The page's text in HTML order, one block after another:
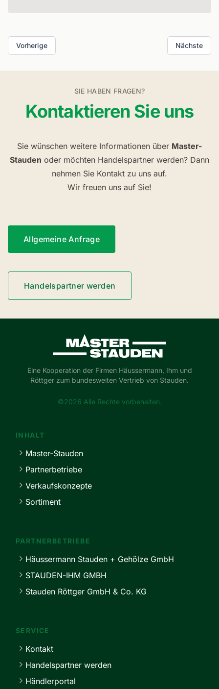
Vorherige Nächste
SIE HABEN FRAGEN?
Kontaktieren Sie uns
Sie wünschen weitere Informationen über Master-
Stauden oder möchten Handelspartner werden? Dann
nehmen Sie Kontakt zu uns auf.
Wir freuen uns auf Sie!
Allgemeine Anfrage
Handelspartner werden
Master-Stauden
Eine Kooperation der Firmen Häussermann, Ihm und
Röttger zum bundesweiten Vertrieb von Stauden.
©2026 Alle Rechte vorbehalten.
INHALT
Master-Stauden
Partnerbetriebe
Verkaufskonzepte
Sortiment
PARTNERBETRIEBE
Häussermann Stauden + Gehölze GmbH
STAUDEN-IHM GMBH
Stauden Röttger GmbH & Co. KG
SERVICE
Kontakt
Handelspartner werden
Händlerportal